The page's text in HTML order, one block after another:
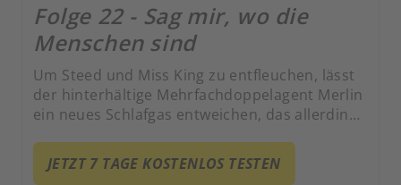
Folge 22 - Sag mir, wo die
Menschen sind
Um Steed und Miss King zu entfleuchen, lässt
der hinterhältige Mehrfachdoppelagent Merlin
ein neues Schlafgas entweichen, das allerdings
gehabt! Wieder wach, sehen sich unsere
Kontrahenten mit einer höchst gefährlichen
JETZT 7 TAGE KOSTENLOS TESTEN